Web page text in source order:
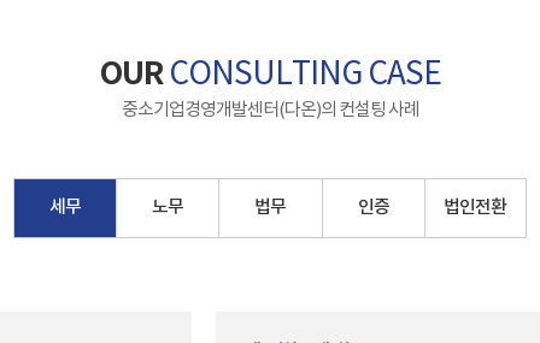
OUR CONSULTING CASE
중소기업경영개발센터(다온)의 컨설팅 사례
세무 노무 법무 인증 법인전환